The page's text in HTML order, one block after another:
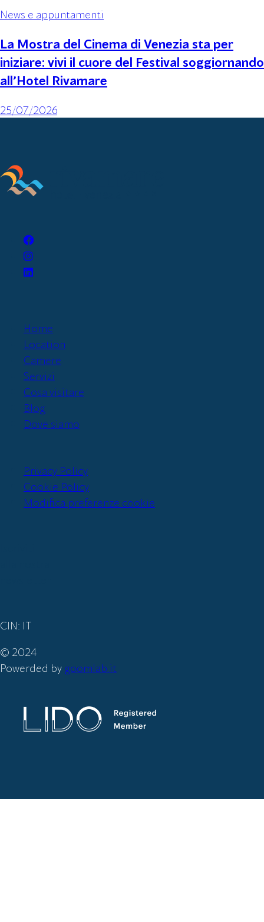
News e appuntamenti
La Mostra del Cinema di Venezia sta per
iniziare: vivi il cuore del Festival soggiornando
all’Hotel Rivamare
25/07/2026
Home
Location
Camere
Servizi
Cosa visitare
Blog
Dove siamo
Privacy Policy
Cookie Policy
Modifica preferenze cookie
CIN: IT
© 2024
Powerded by goomlab.it